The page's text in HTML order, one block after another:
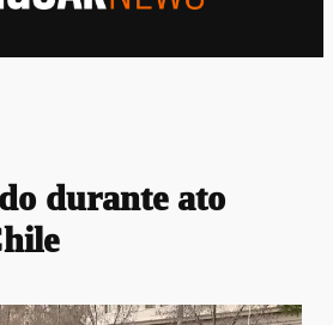
durante ato